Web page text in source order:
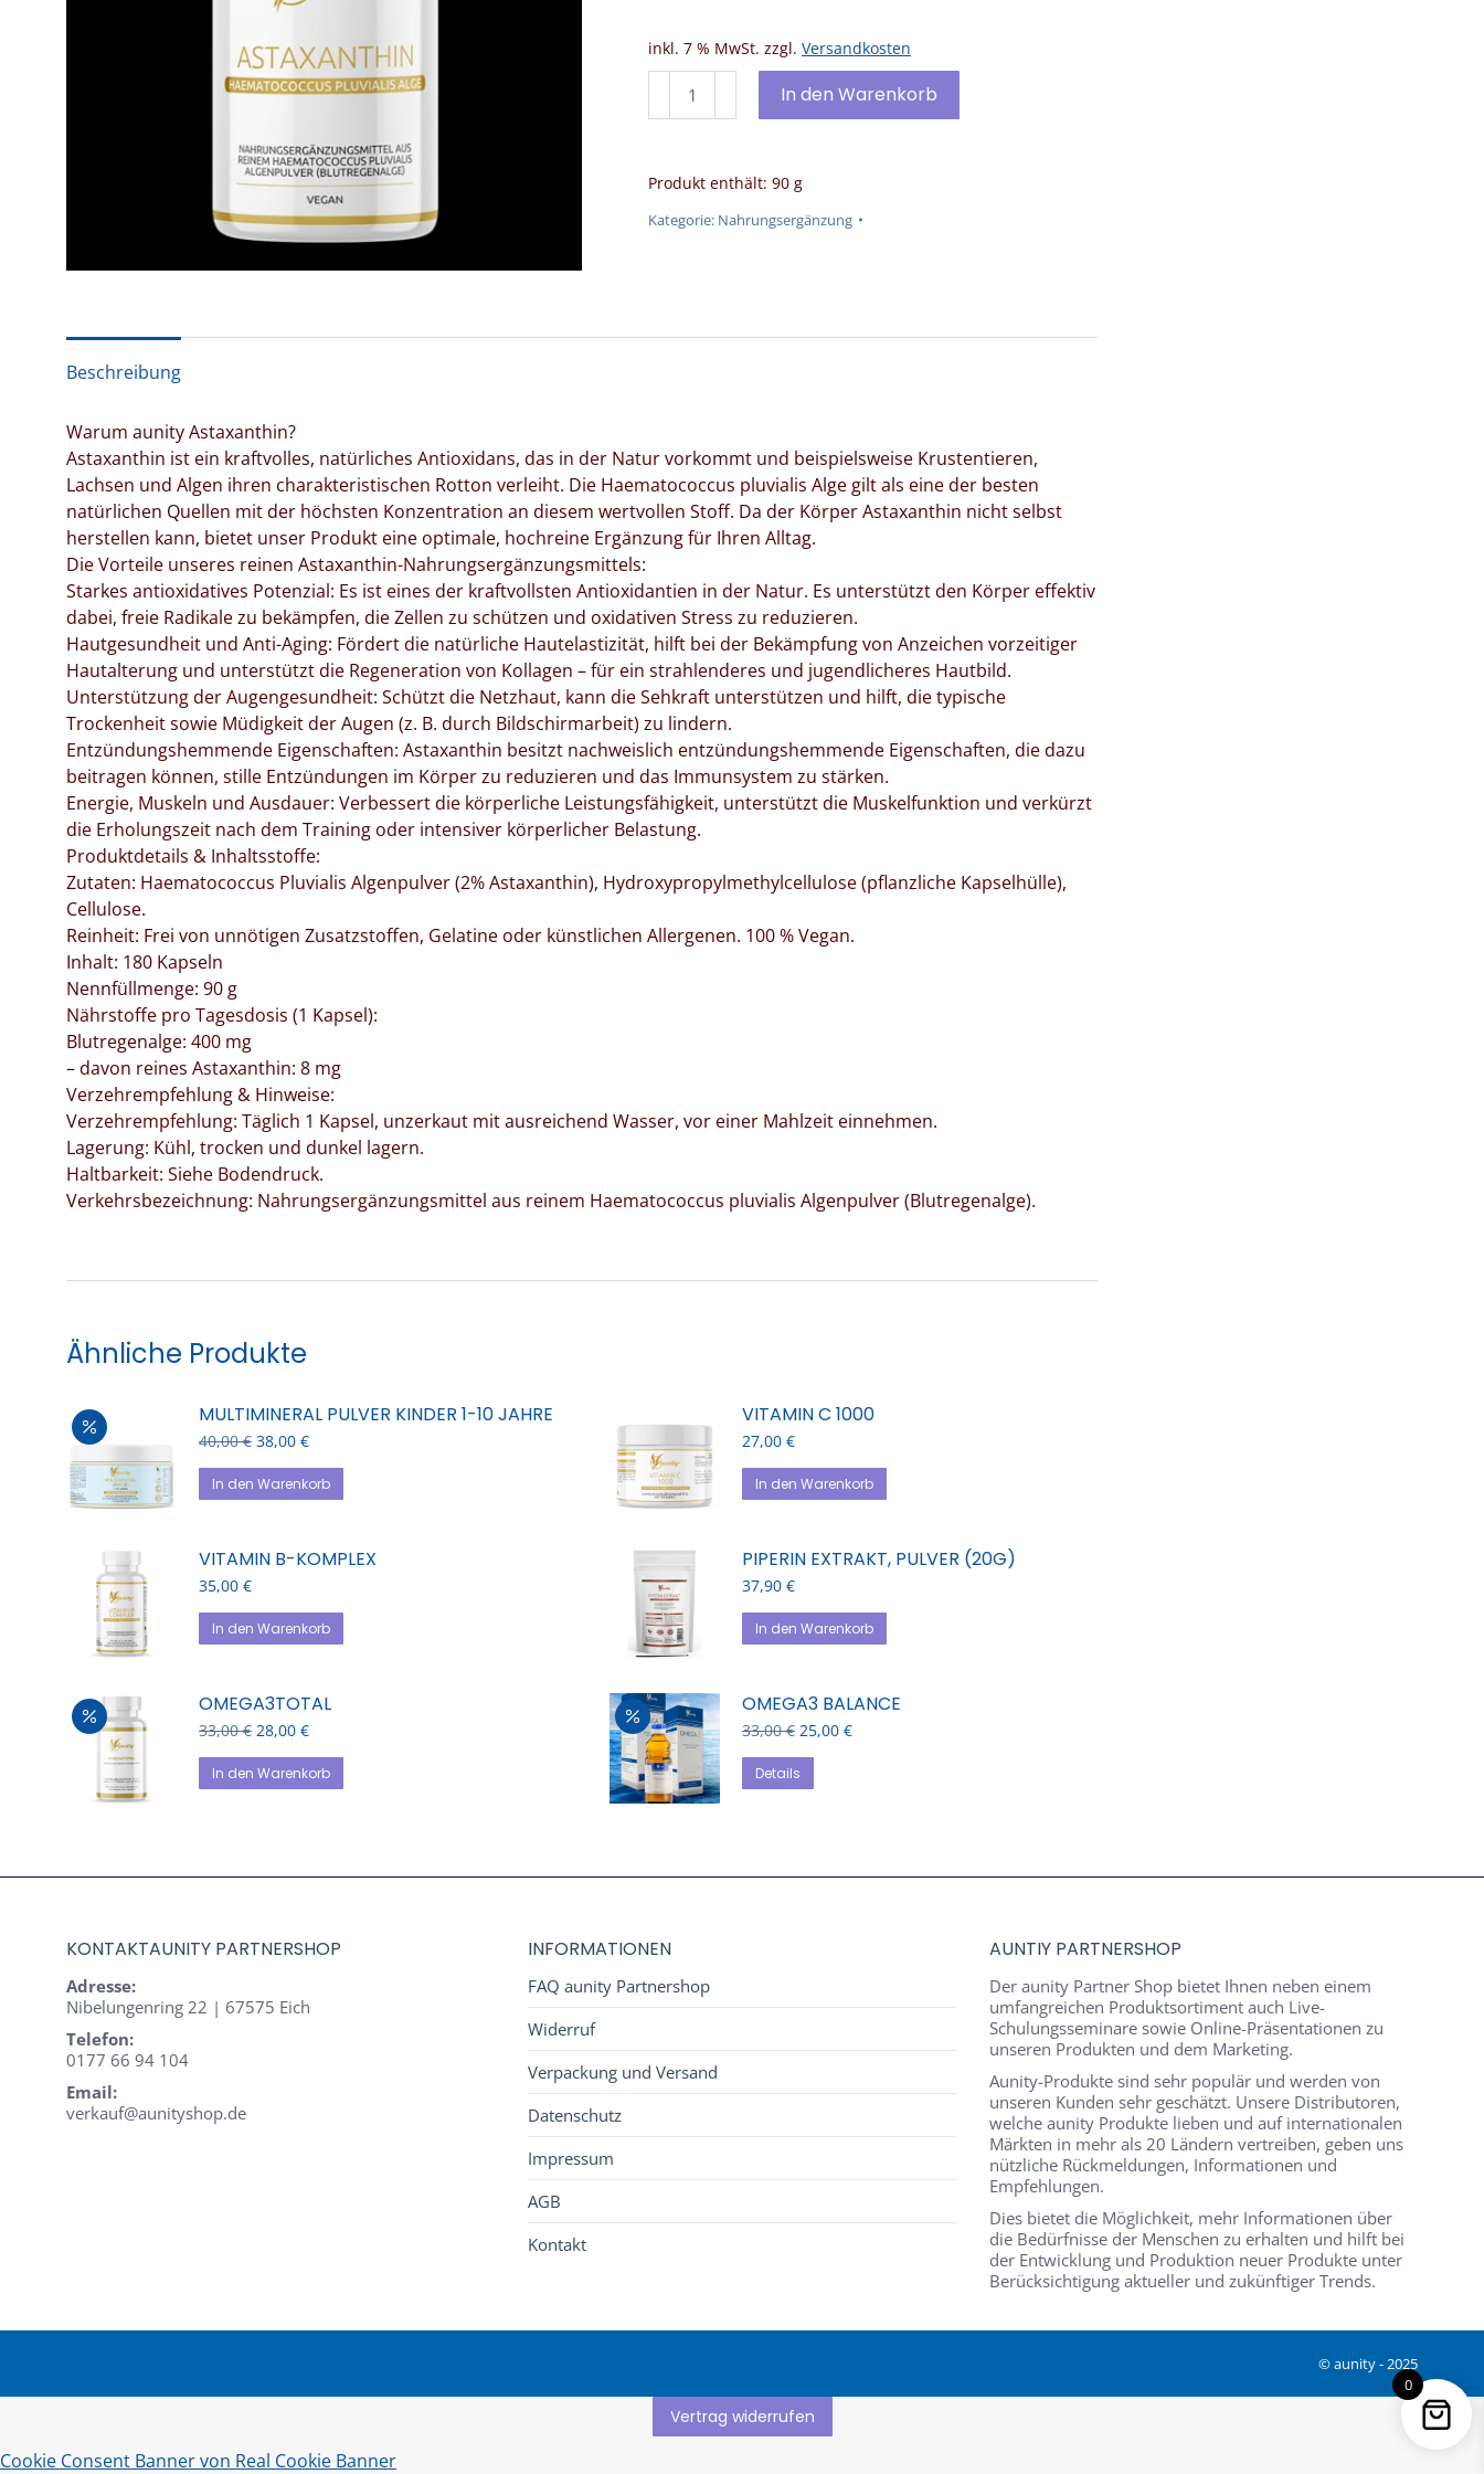
40,00 €38,00 €.
inkl. 7 % MwSt. zzgl. Versandkosten
ASTAXANTHIN
Zellschutz
&
In den Warenkorb
Produkt enthält: 90 g
Kategorie: Nahrungsergänzung
Beschreibung
Warum aunity Astaxanthin?
Astaxanthin ist ein kraftvolles, natürliches Antioxidans, das in der Natur vorkommt und beispielsweise Krustentieren,
Lachsen und Algen ihren charakteristischen Rotton verleiht. Die Haematococcus pluvialis Alge gilt als eine der besten
natürlichen Quellen mit der höchsten Konzentration an diesem wertvollen Stoff. Da der Körper Astaxanthin nicht selbst
herstellen kann, bietet unser Produkt eine optimale, hochreine Ergänzung für Ihren Alltag.
​Die Vorteile unseres reinen Astaxanthin-Nahrungsergänzungsmittels:
​Starkes antioxidatives Potenzial: Es ist eines der kraftvollsten Antioxidantien in der Natur. Es unterstützt den Körper effektiv
dabei, freie Radikale zu bekämpfen, die Zellen zu schützen und oxidativen Stress zu reduzieren.
​Hautgesundheit und Anti-Aging: Fördert die natürliche Hautelastizität, hilft bei der Bekämpfung von Anzeichen vorzeitiger
Hautalterung und unterstützt die Regeneration von Kollagen – für ein strahlenderes und jugendlicheres Hautbild.
​Unterstützung der Augengesundheit: Schützt die Netzhaut, kann die Sehkraft unterstützen und hilft, die typische
Trockenheit sowie Müdigkeit der Augen (z. B. durch Bildschirmarbeit) zu lindern.
​Entzündungshemmende Eigenschaften: Astaxanthin besitzt nachweislich entzündungshemmende Eigenschaften, die dazu
beitragen können, stille Entzündungen im Körper zu reduzieren und das Immunsystem zu stärken.
​Energie, Muskeln und Ausdauer: Verbessert die körperliche Leistungsfähigkeit, unterstützt die Muskelfunktion und verkürzt
die Erholungszeit nach dem Training oder intensiver körperlicher Belastung.
​Produktdetails & Inhaltsstoffe:
​Zutaten: Haematococcus Pluvialis Algenpulver (2% Astaxanthin), Hydroxypropylmethylcellulose (pflanzliche Kapselhülle),
Cellulose.
​Reinheit: Frei von unnötigen Zusatzstoffen, Gelatine oder künstlichen Allergenen. 100 % Vegan.
​Inhalt: 180 Kapseln
​Nennfüllmenge: 90 g
​Nährstoffe pro Tagesdosis (1 Kapsel):
​Blutregenalge: 400 mg
​– davon reines Astaxanthin: 8 mg
​Verzehrempfehlung & Hinweise:
​Verzehrempfehlung: Täglich 1 Kapsel, unzerkaut mit ausreichend Wasser, vor einer Mahlzeit einnehmen.
​Lagerung: Kühl, trocken und dunkel lagern.
​Haltbarkeit: Siehe Bodendruck.
​Verkehrsbezeichnung: Nahrungsergänzungsmittel aus reinem Haematococcus pluvialis Algenpulver (Blutregenalge).
Ähnliche Produkte
MULTIMINERAL PULVER KINDER 1-10 JAHRE
40,00€ Ursprünglicher
war:
40,00 €
38,00 €Aktueller
ist:
38,00 €.
In den Warenkorb
VITAMIN C 1000
27,00 €
In den Warenkorb
VITAMIN B-KOMPLEX
35,00 €
In den Warenkorb
PIPERIN EXTRAKT, PULVER (20G)
37,90 €
In den Warenkorb
OMEGA3TOTAL
33,00€ Ursprünglicher
war:
33,00 €
28,00 €Aktueller
ist:
28,00 €.
In den Warenkorb
OMEGA3 BALANCE
33,00€ Ursprünglicher
war:
33,00 €
25,00 €Aktueller
Details
KONTAKTAUNITY PARTNERSHOP
Adresse:
Nibelungenring 22 | 67575 Eich
Telefon:
0177 66 94 104
Email:
verkauf@aunityshop.de
INFORMATIONEN
FAQ aunity Partnershop
Widerruf
Verpackung und Versand
Datenschutz
Impressum
AGB
Kontakt
AUNTIY PARTNERSHOP
Der aunity Partner Shop bietet Ihnen neben einem
umfangreichen Produktsortiment auch Live-
Schulungsseminare sowie Online-Präsentationen zu
unseren Produkten und dem Marketing.
Aunity-Produkte sind sehr populär und werden von
unseren Kunden sehr geschätzt. Unsere Distributoren,
welche aunity Produkte lieben und auf internationalen
Märkten in mehr als 20 Ländern vertreiben, geben uns
nützliche Rückmeldungen, Informationen und
Empfehlungen.
Dies bietet die Möglichkeit, mehr Informationen über
die Bedürfnisse der Menschen zu erhalten und hilft bei
der Entwicklung und Produktion neuer Produkte unter
Berücksichtigung aktueller und zukünftiger Trends.
© aunity - 2025
Vertrag widerrufen
0
Cookie Consent Banner von Real Cookie Banner